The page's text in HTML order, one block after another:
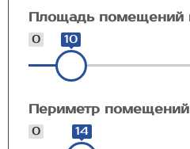
Площадь помещений
0 10
Периметр
0 14